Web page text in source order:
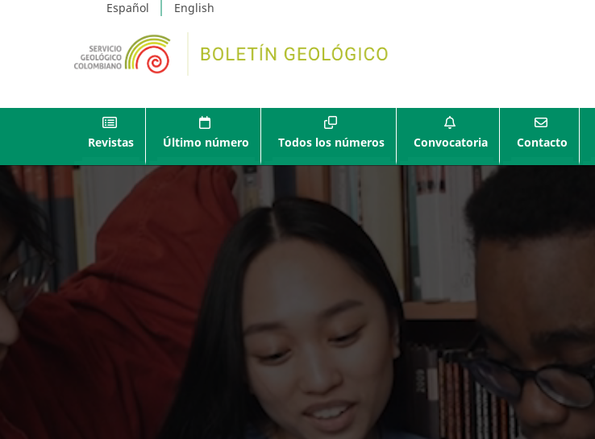
Español English
Revistas Último número Todos los números Convocatoria Contacto